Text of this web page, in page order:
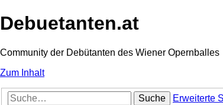
Debuetanten.at
Community der Debütanten des Wiener Opernballes
Zum Inhalt
Suche Erweiterte